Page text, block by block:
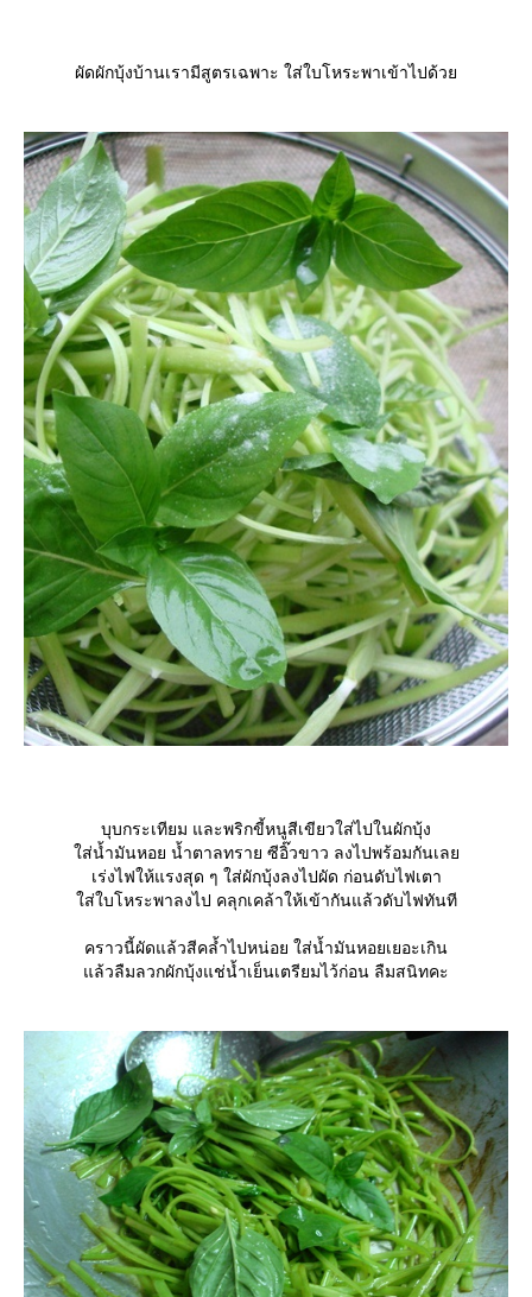
ผัดผักบุ้งบ้านเรามีสูตรเฉพาะ ใส่ใบโหระพาเข้าไปด้ว
บุบกระเทียม และพริกขี้หนูสีเขียวใส่ไปในผักบุ้ง
ส่น้ำมันหอย น้ำตาลทราย ซีอิ๊วขาว ลงไปพร้อมกันเล
เร่งไฟให้แรงสุด ๆ ใส่ผักบุ้งลงไปผัด ก่อนดับไฟเตา
ส่ใบโหระพาลงไป คลุกเคล้าให้เข้ากันแล้วดับไฟทันที
คราวนี้ผัดแล้วสีคล้ำไปหน่อย ใส่น้ำมันหอยเยอะเกิน
ล้วลืมลวกผักบุ้งแช่น้ำเย็นเตรียมไว้ก่อน ลืมสนิทคะ